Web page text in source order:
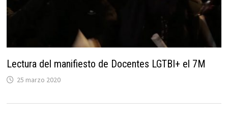
Lectura del manifiesto de Docentes LGTBI+ el 7M
25 marzo 2020